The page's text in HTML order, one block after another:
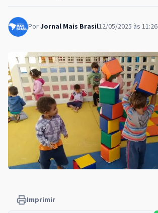
PorJornal Mais Brasil12/05/2025 às 11:26
Imprimir